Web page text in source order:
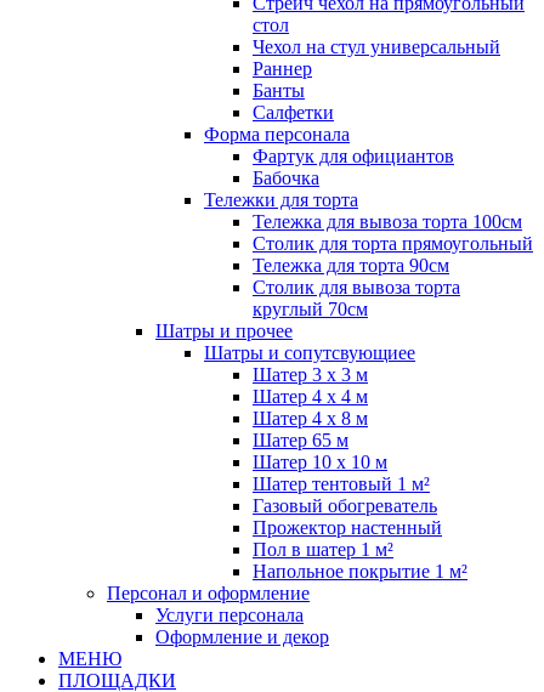
стол
Чехол на стул универсальный
Раннер
Банты
Салфетки
Форма персонала
Фартук для официантов
Бабочка
Тележки для торта
Тележка для вывоза торта 100см
Столик для торта прямоугольный
Тележка для торта 90см
Столик для вывоза торта
круглый 70см
Шатры и прочее
Шатры и сопутсвующиее
Шатер 3 х 3 м
Шатер 4 х 4 м
Шатер 4 х 8 м
Шатер 65 м
Шатер 10 х 10 м
Шатер тентовый 1 м²
Газовый обогреватель
Прожектор настенный
Пол в шатер 1 м²
Напольное покрытие 1 м²
Персонал и оформление
Услуги персонала
Оформление и декор
МЕНЮ
ПЛОЩАДКИ